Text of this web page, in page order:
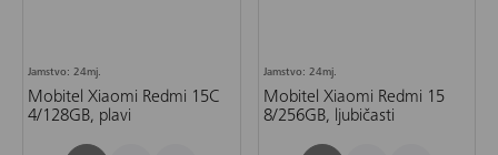
Jamstvo: 24mj.
Mobitel Xiaomi Redmi 15C
4/128GB, plavi
Jamstvo: 24mj.
Mobitel Xiaomi Redmi 15
8/256GB, ljubičasti